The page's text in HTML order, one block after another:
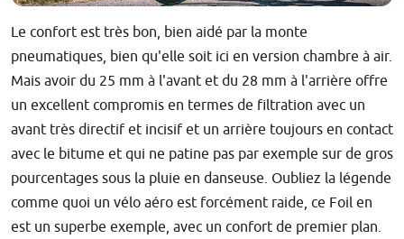
Le confort est très bon, bien aidé par la monte
pneumatiques, bien qu'elle soit ici en version chambre à air.
Mais avoir du 25 mm à l'avant et du 28 mm à l'arrière offre
un excellent compromis en termes de filtration avec un
avant très directif et incisif et un arrière toujours en contact
avec le bitume et qui ne patine pas par exemple sur de gros
pourcentages sous la pluie en danseuse. Oubliez la légende
comme quoi un vélo aéro est forcément raide, ce Foil en
est un superbe exemple, avec un confort de premier plan.